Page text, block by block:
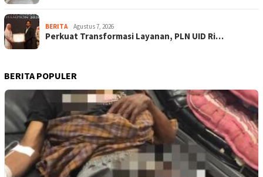
BERITA Agustus 7, 2026
Perkuat Transformasi Layanan, PLN UID Ri…
BERITA POPULER